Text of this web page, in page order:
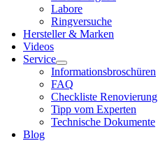
Labo­re
Ring­ver­su­che
Her­stel­ler & Mar­ken
Vide­os
Ser­vice
Infor­ma­ti­ons­bro­schü­ren
FAQ
Check­lis­te Reno­vie­rung
Tipp vom Exper­ten
Tech­ni­sche Doku­men­te
Blog